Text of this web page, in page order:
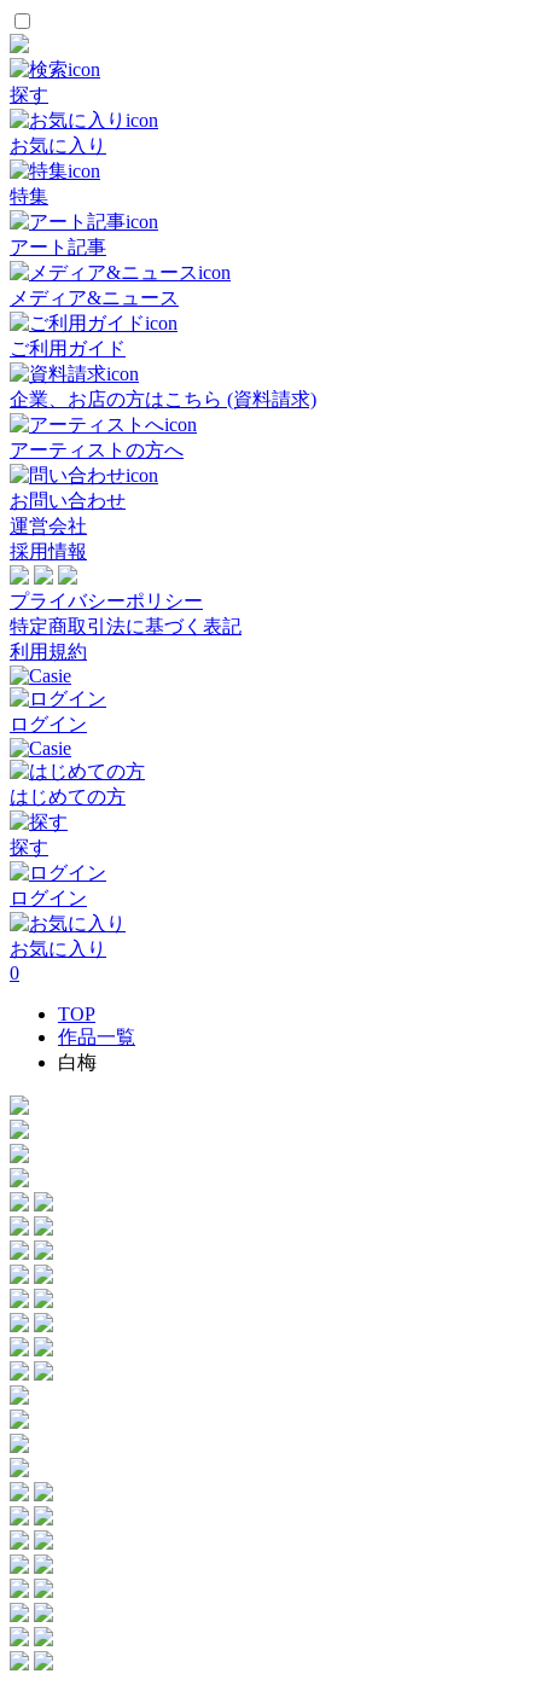
探す
お気に入り
特集
アート記事
メディア&ニュース
ご利用ガイド
企業、お店の方はこちら (資料請求)
アーティストの方へ
お問い合わせ
運営会社
採用情報
プライバシーポリシー
特定商取引法に基づく表記
利用規約
ログイン
はじめての方
探す
ログイン
お気に入り
0
TOP
作品一覧
白梅